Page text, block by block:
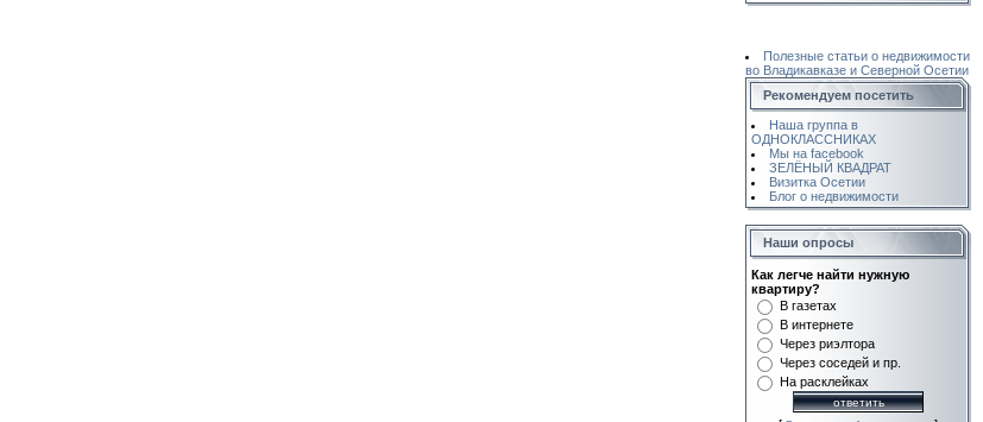
Полезные статьи о недвижимости
во Владикавказе и Северной Осетии
Рекомендуем посетить
Наша группа в
ОДНОКЛАССНИКАХ
Мы на facebook
ЗЕЛЁНЫЙ КВАДРАТ
Визитка Осетии
Блог о недвижимости
Наши опросы
Как легче найти нужную
квартиру?
В газетах
В интернете
Через риэлтора
Через соседей и пр.
На расклейках